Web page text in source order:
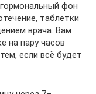
фон
таблетки
врача. Вам
на пару часов
если всё будет